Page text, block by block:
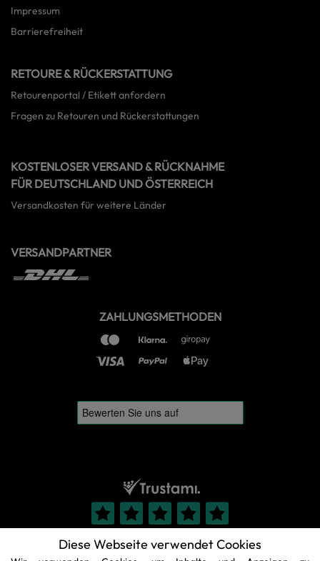
Diese Webseite verwendet Cookies
Impressum
Barrierefreiheit
RETOURE & RÜCKERSTATTUNG
Retourenportal / Etikett anfordern
Fragen zu Retouren und Rückerstattungen
KOSTENLOSER VERSAND & RÜCKNAHME
FÜR DEUTSCHLAND UND ÖSTERREICH
Versandkosten für weitere Länder
VERSANDPARTNER
ZAHLUNGSMETHODEN